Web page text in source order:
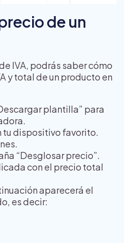
de un
IVA, podrás saber cómo
y total de un producto en
plantilla” para
tu dispositivo favorito.
“Desglosar precio”.
con el precio total
aparecerá el
es decir: